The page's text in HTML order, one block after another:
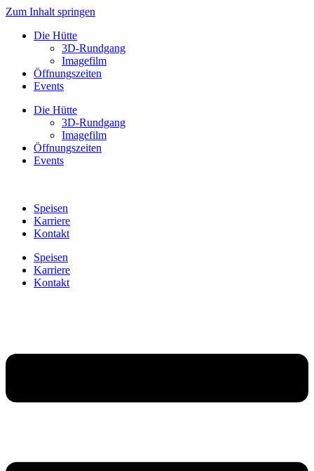
Zum Inhalt springen
Die Hütte
3D-Rundgang
Imagefilm
Öffnungszeiten
Events
Die Hütte
3D-Rundgang
Imagefilm
Öffnungszeiten
Events
Speisen
Karriere
Kontakt
Speisen
Karriere
Kontakt